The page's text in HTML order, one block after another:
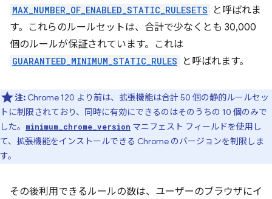
MAX_NUMBER_OF_ENABLED_STATIC_RULESETS
と呼ばれま
す。これらのルールセットは、合計で少なくとも 30,000
個のルールが保証されています。これは
GUARANTEED_MINIMUM_STATIC_RULES と呼ばれます。
注: Chrome 120 より前は、拡張機能は合計 50 個の静的ルールセッ
トに制限されており、同時に有効にできるのはそのうちの 10 個のみで
した。
minimum_chrome_version マニフェスト フィールドを使用し
て、拡張機能をインストールできる Chrome のバージョンを制限しま
す。
その後利用できるルールの数は、ユーザーのブラウザにイ